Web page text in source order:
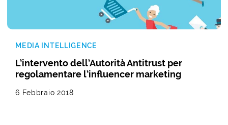
MEDIA INTELLIGENCE
L’intervento dell’Autorità Antitrust per
regolamentare l’influencer marketing
6 Febbraio 2018